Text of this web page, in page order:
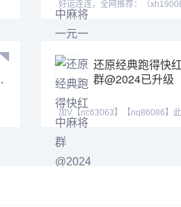
好运连连，全网推荐：（
xh29008）【tj19008】一元一分
还原经典跑得快
群@2024已升级
加V【nc63063】【nq86086】
规，玩法简单，随玩